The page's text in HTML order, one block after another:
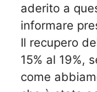
aderito a
informare
Il recupero
15% al 19%,
come